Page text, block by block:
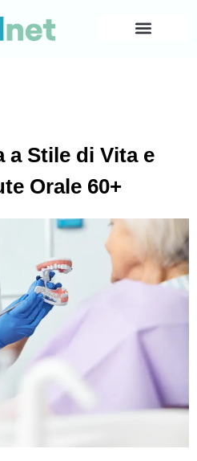
a Stile di Vita e
Orale 60+